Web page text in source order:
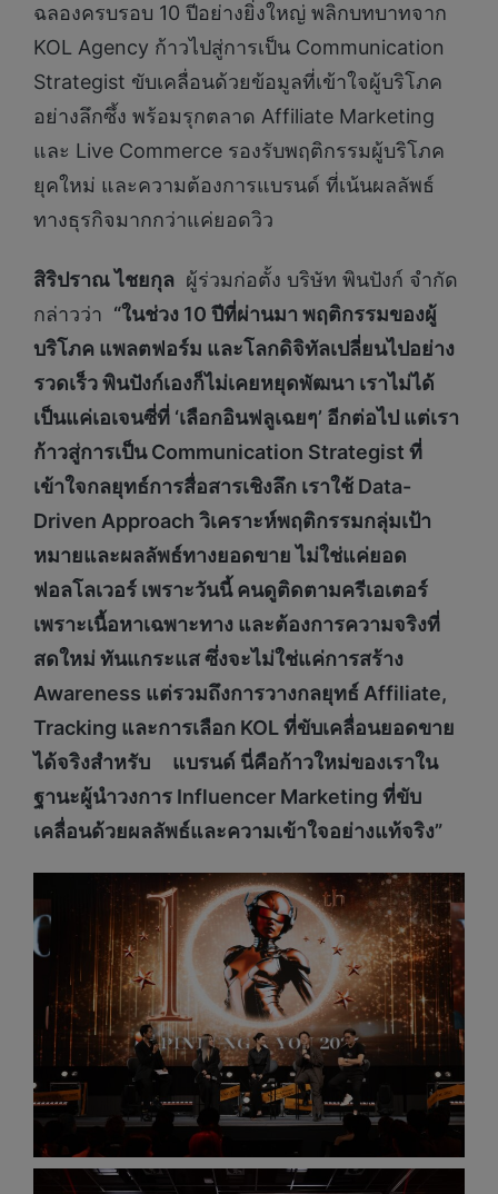
ฉลองครบรอบ 10 ปีอย่างยิ่งใหญ่ พลิกบทบาทจาก
KOL Agency ก้าวไปสู่การเป็น Communication
Strategist ขับเคลื่อนด้วยข้อมูลที่เข้าใจผู้บริโภค
อย่างลึกซึ้ง พร้อมรุกตลาด Affiliate Marketing
และ Live Commerce รองรับพฤติกรรมผู้บริโภค
ยุคใหม่ และความต้องการแบรนด์ ที่เน้นผลลัพธ์
ทางธุรกิจมากกว่าแค่ยอดวิว
สิริปราณ ไชยกุล ผู้ร่วมก่อตั้ง บริษัท พินปังก์ จำกัด
กล่าวว่า “ในช่วง 10 ปีที่ผ่านมา พฤติกรรมของผู้
บริโภค แพลตฟอร์ม และโลกดิจิทัลเปลี่ยนไปอย่าง
รวดเร็ว พินปังก์เองก็ไม่เคยหยุดพัฒนา เราไม่ได้
เป็นแค่เอเจนซี่ที่ ‘เลือกอินฟลูเฉยๆ’ อีกต่อไป แต่เรา
ก้าวสู่การเป็น Communication Strategist ที่
เข้าใจกลยุทธ์การสื่อสารเชิงลึก เราใช้ Data-
Driven Approach วิเคราะห์พฤติกรรมกลุ่มเป้า
หมายและผลลัพธ์ทางยอดขาย ไม่ใช่แค่ยอด
ฟอลโลเวอร์ เพราะวันนี้ คนดูติดตามครีเอเตอร์
เพราะเนื้อหาเฉพาะทาง และต้องการความจริงที่
สดใหม่ ทันแกระแส ซึ่งจะไม่ใช่แค่การสร้าง
Awareness แต่รวมถึงการวางกลยุทธ์ Affiliate,
Tracking และการเลือก KOLที่ขับเคลื่อนยอดขาย
ได้จริงสำหรับ แบรนด์ นี่คือก้าวใหม่ของเราใน
ฐานะผู้นำวงการ Influencer Marketing ที่ขับ
เคลื่อนด้วยผลลัพธ์และความเข้าใจอย่างแท้จริง”